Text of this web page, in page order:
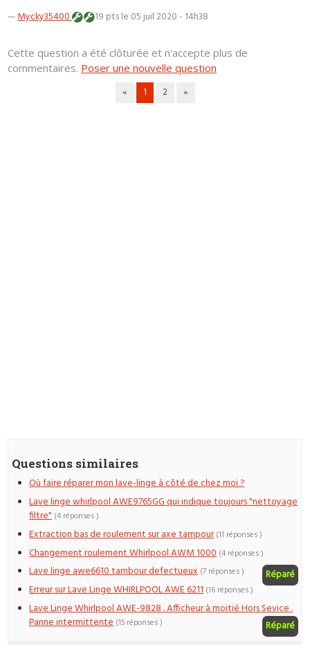
—Mycky35400 19 ptsle 05 juil 2020 - 14h38
Cette question a été clôturée et n'accepte plus de
commentaires. Poser une nouvelle question
« 1 2 »
Questions similaires
Où faire réparer mon lave-linge à côté de chez moi ?
Lave linge whirlpool AWE9765GG qui indique toujours "nettoyage
filtre" (4 réponses )
Extraction bas de roulement sur axe tampour (11 réponses )
Changement roulement Whirlpool AWM 1000 (4 réponses )
Lave linge awe6610 tambour defectueux Réparé
(7 réponses )
Erreur sur Lave Linge WHIRLPOOL AWE 6211 (16 réponses )
Lave Linge Whirlpool AWE-9828 . Afficheur à moitié Hors Sevice .
Panne intermittente
Réparé
(15 réponses )